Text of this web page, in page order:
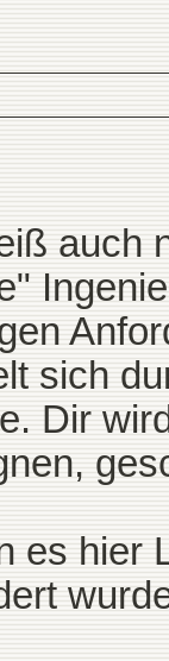
auch
sich
Dir
es hier